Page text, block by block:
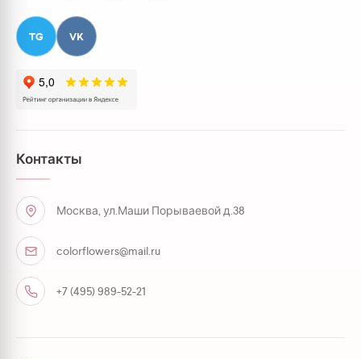
TG VK
Контакты
Москва, ул.Маши Порываевой д.38
colorflowers@mail.ru
+7 (495) 989-52-21